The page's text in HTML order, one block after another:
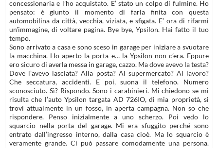
concessionaria e l’ho acquistato. E’ stato un colpo di fulmine. Ho
pensato: è giunto il momento di farla finita con questa
automobilina da città, vecchia, viziata, e sfigata. E’ ora di rifarmi
un’immagine, di voltare pagina. Bye bye, Ypsilon. Hai fatto il tuo
tempo.
Sono arrivato a casa e sono sceso in garage per iniziare a svuotare
la macchina. Ho aperto la porta e… la Ypsilon non c’era. Eppure
ero sicuro di averla messa in garage, cazzo. Ma dove avevo la testa?
Dove l’avevo lasciata? Alla posta? Al supermercato? Al lavoro?
Che seccatura, accidenti. E poi, suona il telefono. Numero
sconosciuto. Sì? Rispondo. Sono i carabinieri. Mi chiedono se mi
risulta che l’auto Ypsilon targata AD 726IO, di mia proprietà, si
trovi attualmente in un fosso, in aperta campagna. Non so che
rispondere. Penso inizialmente a uno scherzo. Poi vedo lo
squarcio nella porta del garage. Mi era sfuggito perché sono
entrato dall’ingresso interno, dalla casa cioè. Ma lo squarcio è
veramente grande. Ci può passare comodamente una persona.